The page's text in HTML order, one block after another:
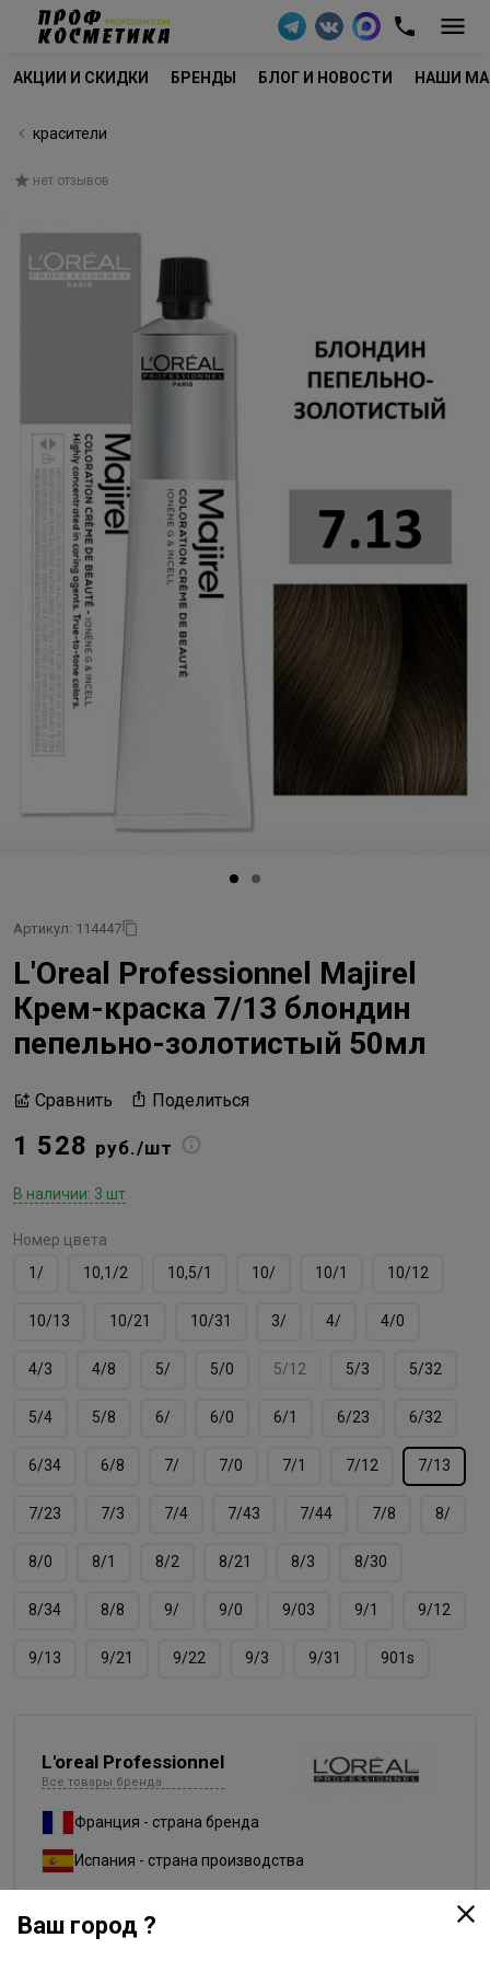
АКЦИИ И СКИДКИ БРЕНДЫ БЛОГ И НОВОСТИ НАШИ
красители
нет отзывов
Артикул: 114447
L'Oreal Professionnel Majirel
Крем-краска 7/13 блондин
пепельно-золотистый 50мл
Сравнить Поделиться
1 528 руб./шт
В наличии: 3 шт
Номер цвета
1/
10,1/2 10,5/1 10/ 10/1 10/12
10/13 10/21 10/31 3/ 4/ 4/0
4/3 4/8 5/ 5/0 5/12 5/3 5/32
5/4 5/8 6/ 6/0 6/1 6/23 6/32
6/34 6/8 7/ 7/0 7/1 7/12 7/13
7/23 7/3 7/4 7/43 7/44 7/8 8/
8/0 8/1 8/2 8/21 8/3 8/30
8/34 8/8 9/ 9/0 9/03 9/1 9/12
9/13 9/21 9/22 9/3 9/31 901s
L'oreal Professionnel
Все товары бренда
Франция - страна бренда
Испания - страна производства
Ваш город ?